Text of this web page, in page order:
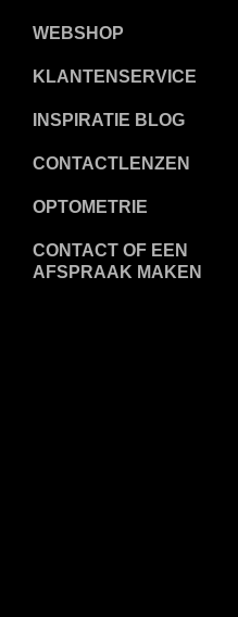
WEBSHOP
KLANTENSERVICE
INSPIRATIE BLOG
CONTACTLENZEN
OPTOMETRIE
CONTACT OF EEN
AFSPRAAK MAKEN